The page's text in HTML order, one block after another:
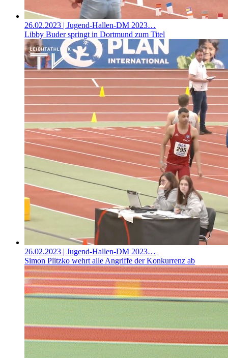
26.02.2023 | Jugend-Hallen-DM 2023…
Libby Buder springt in Dortmund zum Titel
26.02.2023 | Jugend-Hallen-DM 2023…
Simon Plitzko wehrt alle Angriffe der Konkurrenz ab